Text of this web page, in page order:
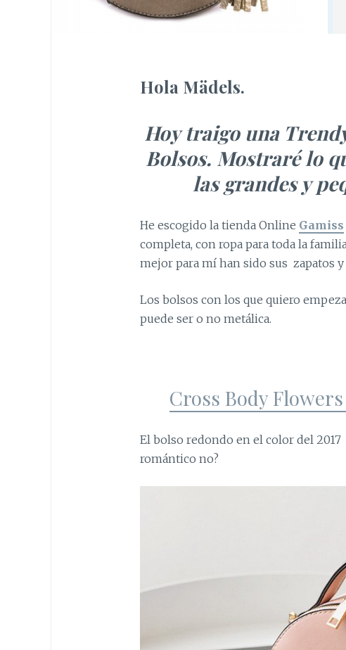
Hola Mädels.
Hoy traigo una
Bolsos. Mostraré lo
las grandes y
He escogido la tienda Online Gamiss
completa, con ropa para toda la
mejor para mí han sido sus zapatos
Los bolsos con los que quiero
puede ser o no metálica.
Cross Body
El bolso redondo en el color del
romántico no?